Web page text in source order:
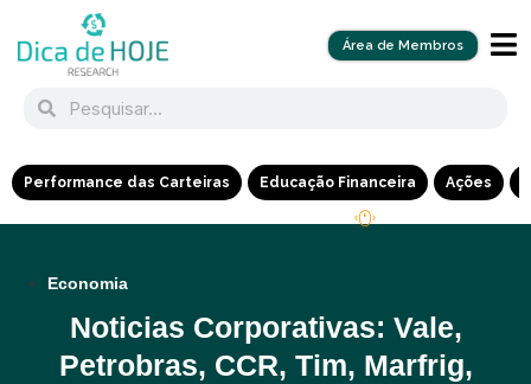
Área de Membros
Performance das Carteiras Educação Financeira Ações
Economia
Noticias Corporativas: Vale,
Petrobras, CCR, Tim, Marfrig,